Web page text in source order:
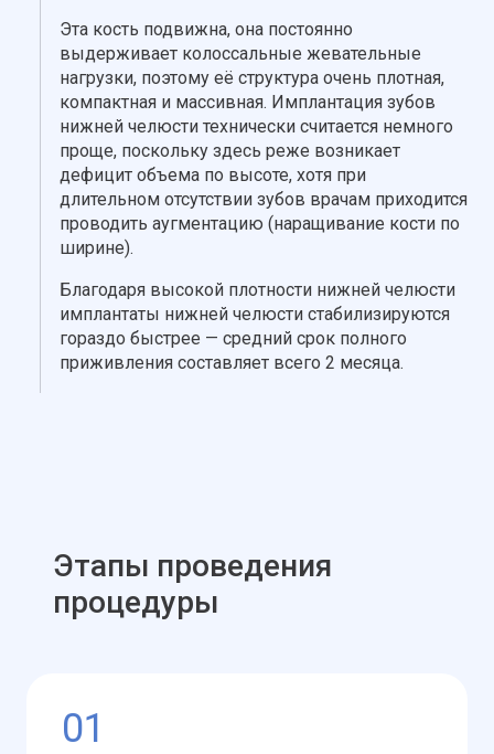
Эта кость подвижна, она постоянно
выдерживает колоссальные жевательные
нагрузки, поэтому её структура очень плотная,
компактная и массивная. Имплантация зубов
нижней челюсти технически считается немного
проще, поскольку здесь реже возникает
дефицит объема по высоте, хотя при
длительном отсутствии зубов врачам приходится
проводить аугментацию (наращивание кости по
ширине).
Благодаря высокой плотности нижней челюсти
имплантаты нижней челюсти стабилизируются
гораздо быстрее — средний срок полного
приживления составляет всего 2 месяца.
Этапы проведения
процедуры
01